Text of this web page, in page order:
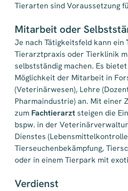
Tierarten sind Voraussetzung
Mitarbeit oder
Je nach Tätigkeitsfeld kann ein
Tierarztpraxis oder Tierklinik
selbstständig machen. Es
Möglichkeit der Mitarbeit in
(Veterinärwesen), Lehre
Pharmaindustrie) an. Mit einer
zum Fachtierarztsteigen die
bspw. in der
Dienstes
Tierseuchenbekämpfung,
oder in einem Tierpark mit
Verdienst